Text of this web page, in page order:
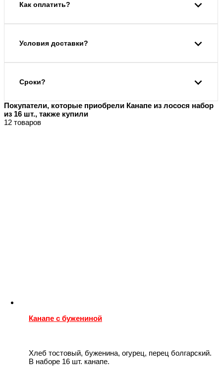
Как оплатить?
Условия доставки?
Сроки?
Покупатели, которые приобрели Канапе из лосося набор
из 16 шт., также купили
12 товаров
Канапе с бужениной
Хлеб тостовый, буженина, огурец, перец болгарский.
В наборе 16 шт. канапе.